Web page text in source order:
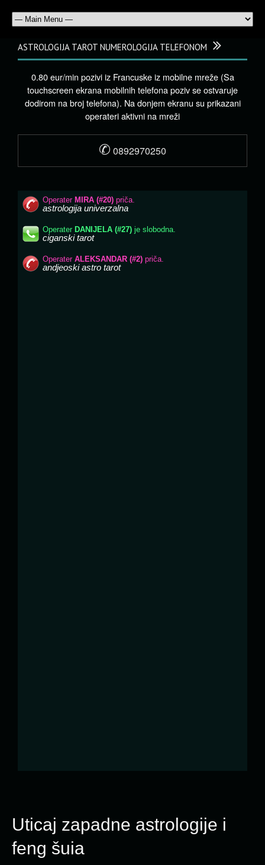
Uticaj zapadne astrologije i
feng šuia
ASTROLOGIJA TAROT NUMEROLOGIJA TELEFONOM
0.80 eur/min pozivi iz Francuske iz mobilne mreže (Sa
touchscreen ekrana mobilnih telefona poziv se ostvaruje
dodirom na broj telefona). Na donjem ekranu su prikazani
operateri aktivni na mreži
✆ 0892970250